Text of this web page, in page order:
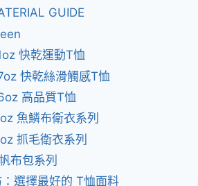
GUIDE
快乾運動T恤
快乾絲滑觸感T恤
高品質T恤
魚鱗布衛衣系列
抓毛衛衣系列
布包系列
選擇最好的 T恤面料